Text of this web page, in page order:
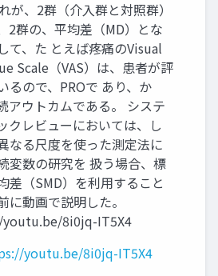
が、2群（介入群と対照群）
2群の、平均差（MD）とな
て、た とえば疼痛のVisual
Scale（VAS）は、患者が評
るので、PROで あり、か
アウトカムである。 システ
クレビューにおいては、し
なる尺度を使った測定法に
変数の研究を 扱う場合、標
差（SMD）を利用すること
に動画で説明した。
8i0jq-IT5X4
youtu.be/8i0jq-IT5X4